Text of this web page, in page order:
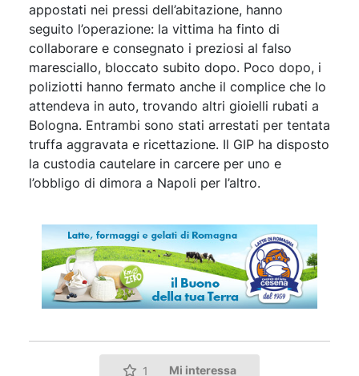
appostati nei pressi dell’abitazione, hanno
seguito l’operazione: la vittima ha finto di
collaborare e consegnato i preziosi al falso
maresciallo, bloccato subito dopo. Poco dopo, i
poliziotti hanno fermato anche il complice che lo
attendeva in auto, trovando altri gioielli rubati a
Bologna. Entrambi sono stati arrestati per tentata
truffa aggravata e ricettazione. Il GIP ha disposto
la custodia cautelare in carcere per uno e
l’obbligo di dimora a Napoli per l’altro.
1 Mi interessa